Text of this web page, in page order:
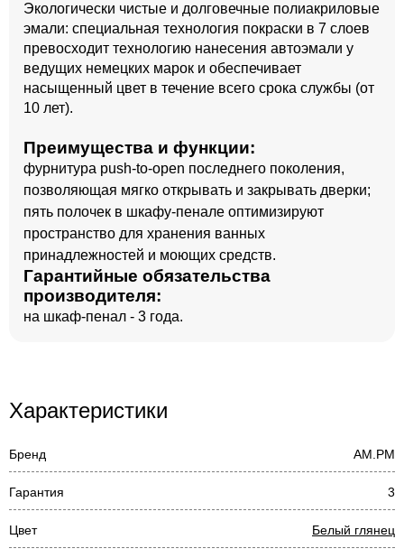
Экологически чистые и долговечные полиакриловые
эмали: специальная технология покраски в 7 слоев
превосходит технологию нанесения автоэмали у
ведущих немецких марок и обеспечивает
насыщенный цвет в течение всего срока службы (от
10 лет).
Преимущества и функции:
фурнитура push-to-open последнего поколения,
позволяющая мягко открывать и закрывать дверки;
пять полочек в шкафу-пенале оптимизируют
пространство для хранения ванных
принадлежностей и моющих средств.
Гарантийные обязательства
производителя:
на шкаф-пенал - 3 года.
Характеристики
Бренд AM.PM
Гарантия 3
Цвет Белый глянец